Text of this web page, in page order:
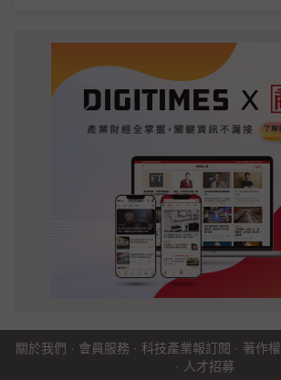
關於我們 · 會員服務 · 科技產業報訂閱 · 著作權
· 人才招募